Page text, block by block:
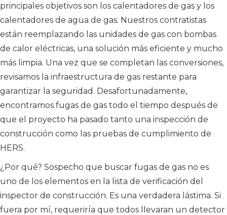
principales objetivos son los calentadores de gas y los
calentadores de agua de gas. Nuestros contratistas
están reemplazando las unidades de gas con bombas
de calor eléctricas, una solución más eficiente y mucho
más limpia. Una vez que se completan las conversiones,
revisamos la infraestructura de gas restante para
garantizar la seguridad. Desafortunadamente,
encontramos fugas de gas todo el tiempo después de
que el proyecto ha pasado tanto una inspección de
construcción como las pruebas de cumplimiento de
HERS.
¿Por qué? Sospecho que buscar fugas de gas no es
uno de los elementos en la lista de verificación del
inspector de construcción. Es una verdadera lástima. Si
fuera por mí, requeriría que todos llevaran un detector